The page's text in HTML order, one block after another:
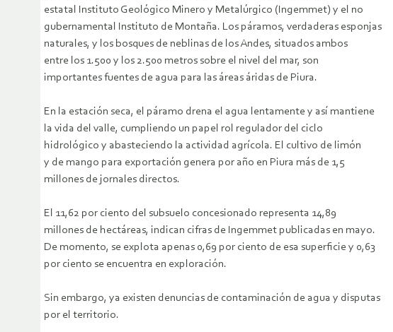
estatal Instituto Geológico Minero y Metalúrgico (Ingemmet) y el no
gubernamental Instituto de Montaña. Los páramos, verdaderas esponjas
naturales, y los bosques de neblinas de los Andes, situados ambos
entre los 1.500 y los 2.500 metros sobre el nivel del mar, son
importantes fuentes de agua para las áreas áridas de Piura.
En la estación seca, el páramo drena el agua lentamente y así mantiene
la vida del valle, cumpliendo un papel rol regulador del ciclo
hidrológico y abasteciendo la actividad agrícola. El cultivo de limón
y de mango para exportación genera por año en Piura más de 1,5
millones de jornales directos.
El 11,62 por ciento del subsuelo concesionado representa 14,89
millones de hectáreas, indican cifras de Ingemmet publicadas en mayo.
De momento, se explota apenas 0,69 por ciento de esa superficie y 0,63
por ciento se encuentra en exploración.
Sin embargo, ya existen denuncias de contaminación de agua y disputas
por el territorio.